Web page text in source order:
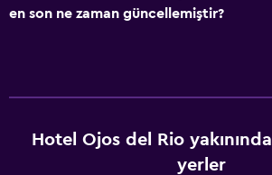
Özel banyo
Mikrodalga
en son ne zaman güncellemiştir?
Hotel Ojos del Rio
yerler